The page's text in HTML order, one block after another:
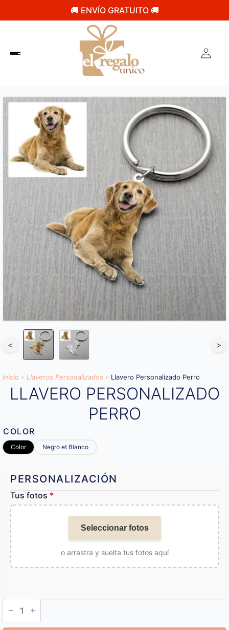
🚚 ENVÍO GRATUITO 🚚
< >
Inicio » Llaveros Personalizados » Llavero Personalizado Perro
LLAVERO PERSONALIZADO
PERRO
COLOR
Color Negro et Blanco
PERSONALIZACIÓN
Tus fotos *
Seleccionar fotos
o arrastra y suelta tus fotos aquí
Llavero
Personalizado
Perro
cantidad